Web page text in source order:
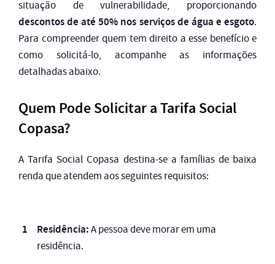
situação de vulnerabilidade, proporcionando
descontos de até 50% nos serviços de água e esgoto.
Para compreender quem tem direito a esse benefício e
como solicitá-lo, acompanhe as informações
detalhadas abaixo.
Quem Pode Solicitar a Tarifa Social
Copasa?
A Tarifa Social Copasa destina-se a famílias de baixa
renda que atendem aos seguintes requisitos:
Residência:A pessoa deve morar em uma
residência.